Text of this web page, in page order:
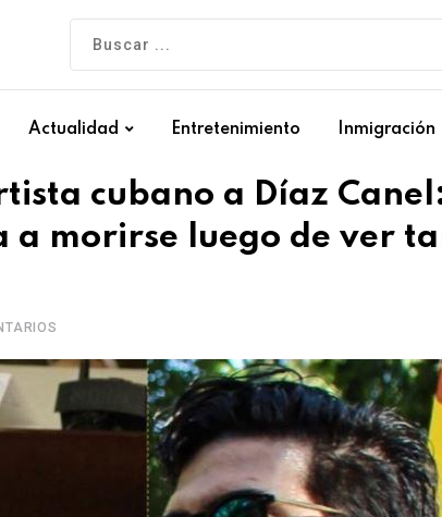
Actualidad Entretenimiento Inmigración
cubano a Díaz
a morirse luego de ver